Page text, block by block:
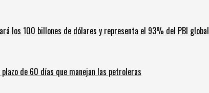
los 100 billones de dólares y representa el 93% del PBI global
de 60 días que manejan las petroleras